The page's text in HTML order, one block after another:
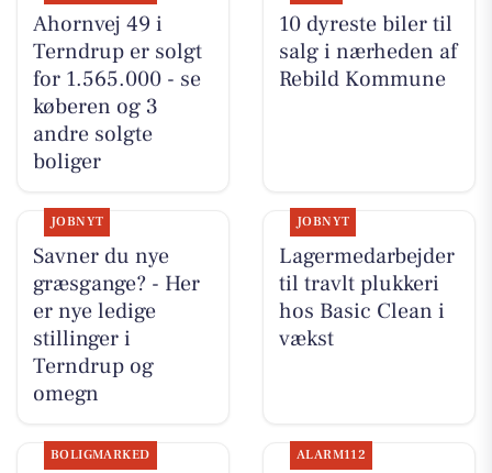
Ahornvej 49 i
Terndrup er solgt
for 1.565.000 - se
køberen og 3
andre solgte
boliger
10 dyreste biler til
salg i nærheden af
Rebild Kommune
JOBNYT
Savner du nye
græsgange? - Her
er nye ledige
stillinger i
Terndrup og
omegn
JOBNYT
Lagermedarbejder
til travlt plukkeri
hos Basic Clean i
vækst
BOLIGMARKED ALARM112